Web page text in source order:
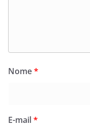
Nome*
E-mail*